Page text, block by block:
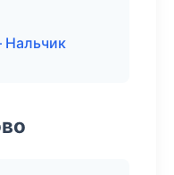
Нальчик